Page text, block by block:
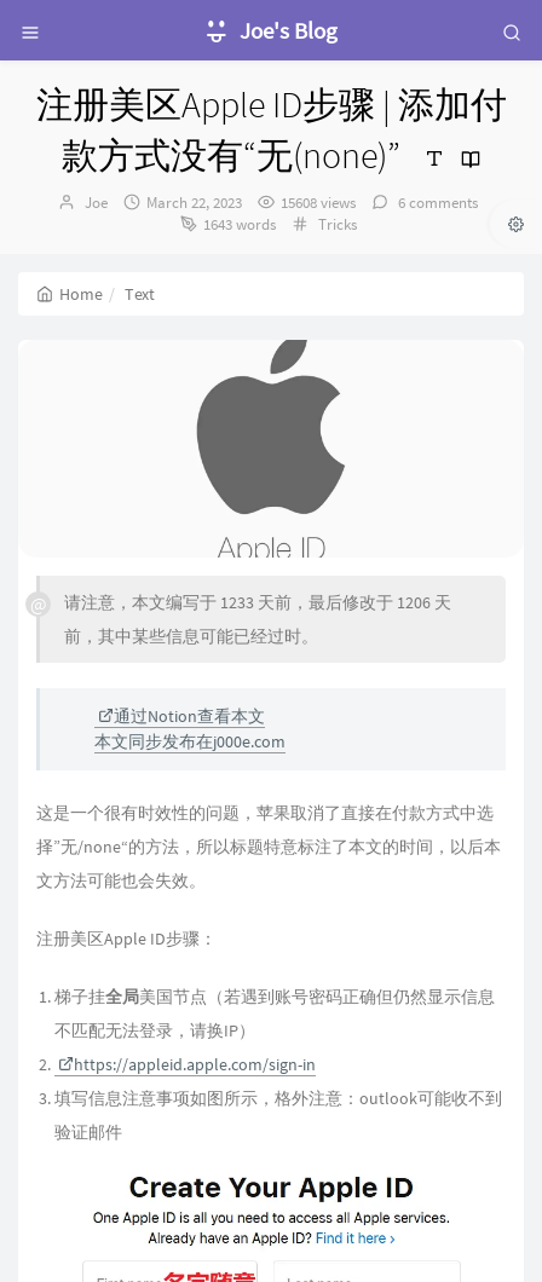
Joe's Blog
注册美区Apple ID步骤 | 添加付
款方式没有“无(none)”
Author：
Joe
发
March 22, 2023 15608 views
6 comments
1643 words
Categories：
Tricks
Home Text
请注意，本文编写于 1233 天前，最后修改于 1206 天
前，其中某些信息可能已经过时。
通过Notion查看本文
本文同步发布在j000e.com
这是一个很有时效性的问题，苹果取消了直接在付款方式中选
择”无/none“的方法，所以标题特意标注了本文的时间，以后本
文方法可能也会失效。
注册美区Apple ID步骤：
梯子挂全局美国节点（若遇到账号密码正确但仍然显示信息
不匹配无法登录，请换IP）
https://appleid.apple.com/sign-in
填写信息注意事项如图所示，格外注意：outlook可能收不到
验证邮件